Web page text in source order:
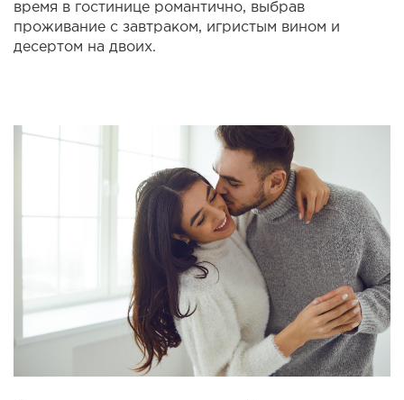
время в гостинице романтично, выбрав
проживание с завтраком, игристым вином и
десертом на двоих.